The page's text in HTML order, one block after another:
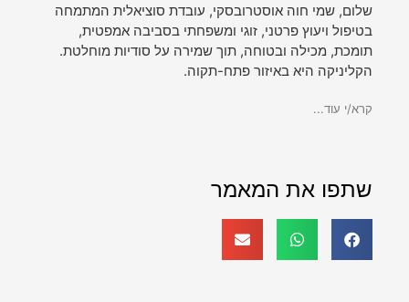
שלום, שמי חוה אוסטרובסקי, עובדת סוציאלית המתמחה
בטיפול ויעוץ פרטני, זוגי ומשפחתי בסביבה אמפטית,
תומכת, מכילה ובטוחה, תוך שמירה על סודיות מוחלטת.
הקליניקה היא באיזור פתח-תקוה.
קרא/י עוד...
שתפו את המאמר